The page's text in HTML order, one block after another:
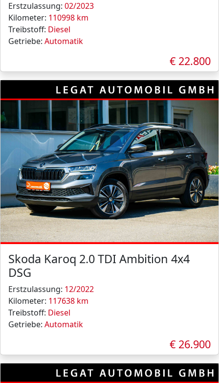
Erstzulassung: 02/2023
Kilometer: 110998 km
Treibstoff: Diesel
Getriebe: Automatik
€ 22.800
Skoda Karoq 2.0 TDI Ambition 4x4
DSG
Erstzulassung: 12/2022
Kilometer: 117638 km
Treibstoff: Diesel
Getriebe: Automatik
€ 26.900